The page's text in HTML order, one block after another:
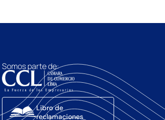
Somos parte de:
Libro de
reclamaciones